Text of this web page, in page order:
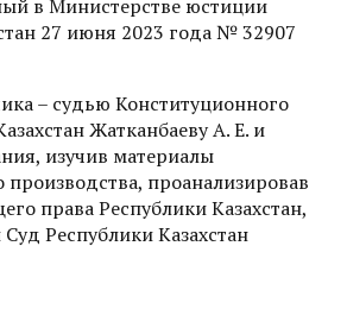
в Министерстве юстиции
27 июня 2023 года № 32907
– судью Конституционного
Жатканбаеву А. Е. и
изучив материалы
производства, проанализировав
права Республики Казахстан,
Республики Казахстан